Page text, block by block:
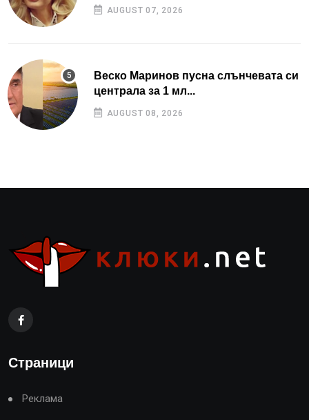
AUGUST 07, 2026
Веско Маринов пусна слънчевата си
централа за 1 мл...
AUGUST 08, 2026
Страници
Реклама